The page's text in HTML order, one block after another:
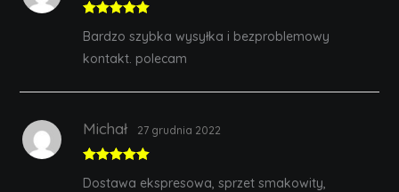
of 5
Bardzo szybka wysyłka i bezproblemowy
kontakt. polecam
of 5
Michał 27 grudnia 2022
Dostawa ekspresowa, sprzet smakowity,